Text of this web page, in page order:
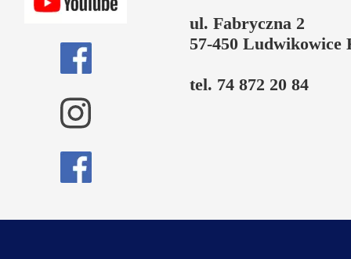
ul. Fabryczna 2
57-450 Ludwikowice
tel. 74 872 20 84